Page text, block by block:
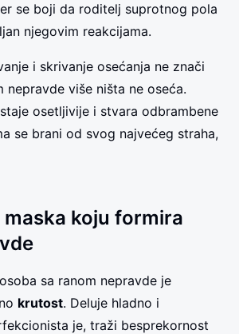
se boji da roditelj suprotnog pola
njegovim reakcijama.
i skrivanje osećanja ne znači
nepravde više ništa ne oseća.
osetljivije i stvara odbrambene
se brani od svog najvećeg straha,
maska koju formira
sa ranom nepravde je
krutost. Deluje hladno i
je, traži besprekornost